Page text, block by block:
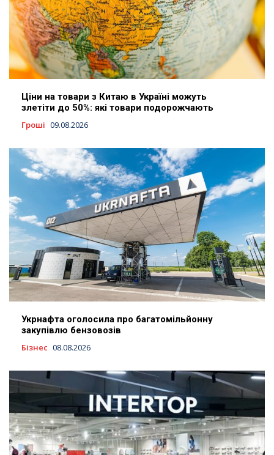
Ціни на товари з Китаю в Україні можуть
злетіти до 50%: які товари подорожчають
Гроші 09.08.2026
Укрнафта оголосила про багатомільйонну
закупівлю бензовозів
Бізнес 08.08.2026